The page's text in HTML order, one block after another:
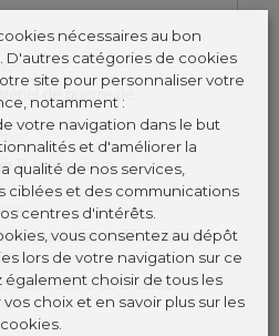
de guerre de
B (soumise à
C (soumise à déclaration)
d'une arme de chasse
nécessaires au bon
catégories de cookies
site pour personnaliser votre
notamment :
votre navigation dans le but
et d'améliorer la
qualité de nos services,
ciblées et des communications
centres d'intérêts.
vous consentez au dépôt
lors de votre navigation sur ce
également choisir de tous les
choix et en savoir plus sur les
cookies.